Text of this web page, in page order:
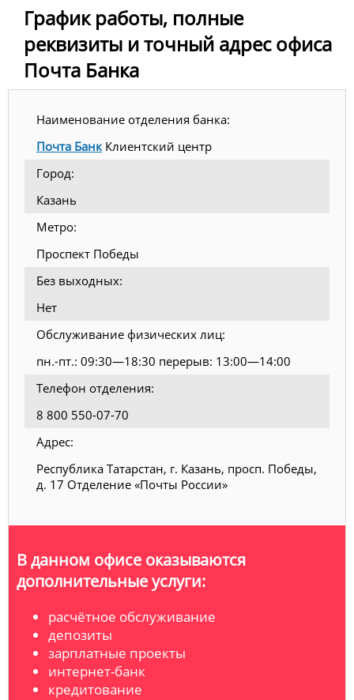
График работы, полные
реквизиты и точный адрес офиса
Почта Банка
Наименование отделения банка:
Почта БанкКлиентский центр
Город:
Казань
Метро:
Проспект Победы
Без выходных:
Нет
Обслуживание физических лиц:
пн.-пт.: 09:30—18:30 перерыв: 13:00—14:00
Телефон отделения:
8 800 550-07-70
Адрес:
Республика Татарстан, г. Казань, просп. Победы,
д. 17 Отделение «Почты России»
В данном офисе оказываются
дополнительные услуги:
расчётное обслуживание
депозиты
зарплатные проекты
интернет-банк
кредитование